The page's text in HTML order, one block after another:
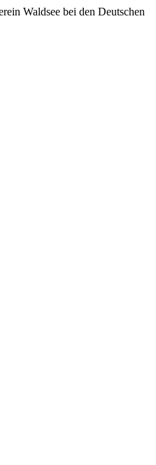
Waldsee bei den Deutschen